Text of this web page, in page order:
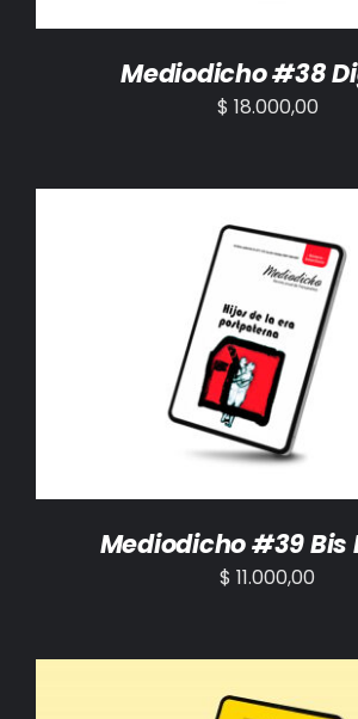
Mediodicho #38
$ 18.000,00
AÑADIR AL CARRITO /
Mediodicho #39 Bis
$ 11.000,00